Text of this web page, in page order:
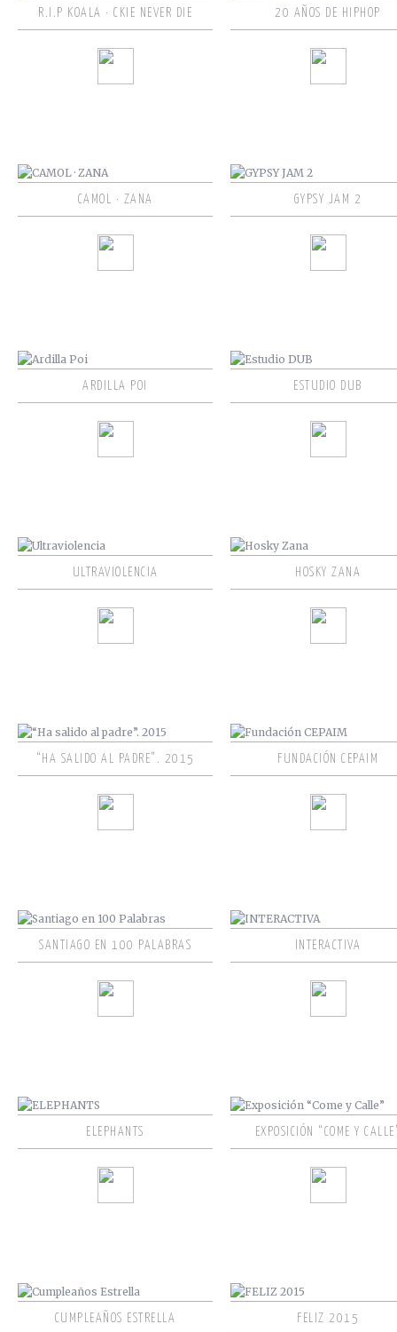
R.I.P KOALA · CKIE NEVER DIE 20 AÑOS DE HIPHOP
CAMOL · ZANA GYPSY JAM 2
ARDILLA POI ESTUDIO DUB
ULTRAVIOLENCIA HOSKY ZANA
“HA SALIDO AL PADRE”. 2015 FUNDACIÓN CEPAIM
SANTIAGO EN 100 PALABRAS INTERACTIVA
ELEPHANTS EXPOSICIÓN “COME Y
CUMPLEAÑOS ESTRELLA FELIZ 2015